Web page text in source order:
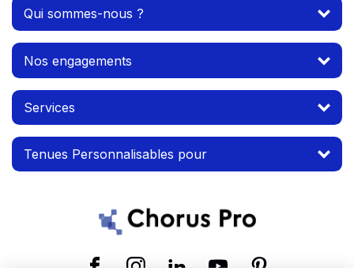
Qui sommes-nous ?
Nos engagements
Services
Tenues Personnalisables pour